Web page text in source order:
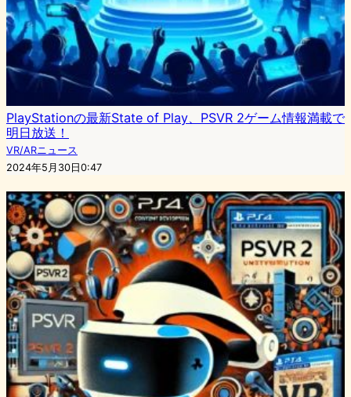
PlayStationの最新State of Play、PSVR 2ゲーム情報満載で
明日放送！
VR/ARニュース
2024年5月30日0:47